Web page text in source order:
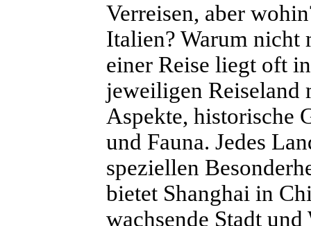
Verreisen, aber
Italien? Warum nicht
einer Reise liegt oft
jeweiligen Reiseland
Aspekte, historische
und Fauna. Jedes
speziellen
bietet Shanghai in
wachsende Stadt